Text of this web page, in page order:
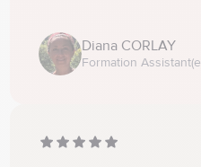
Diana CORLAY
Formation